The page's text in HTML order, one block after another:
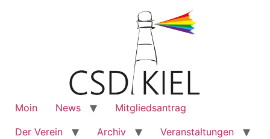
Moin News
Mitgliedsantrag
Der Verein
Archiv
Veranstaltungen